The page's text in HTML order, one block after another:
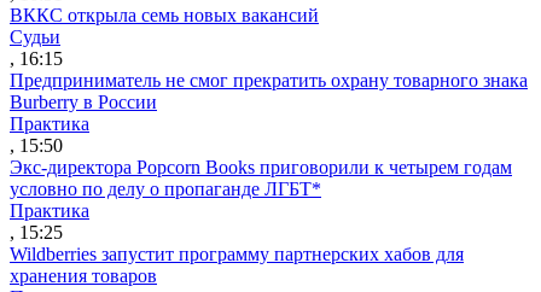
ВККС открыла семь новых вакансий
Судьи
, 16:15
Предприниматель не смог прекратить охрану товарного знака
Burberry в России
Практика
, 15:50
Экс-директора Popcorn Books приговорили к четырем годам
условно по делу о пропаганде ЛГБТ*
Практика
, 15:25
Wildberries запустит программу партнерских хабов для
хранения товаров